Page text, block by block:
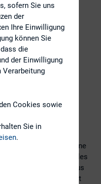
27. + 28. April 2027 eine
Umwelt, Soziales
Programm aus
erwartet
sofern Sie uns
der
Ihre Einwilligung
können Sie
die
der Einwilligung
Verarbeitung
Cookies sowie
Sie in
.